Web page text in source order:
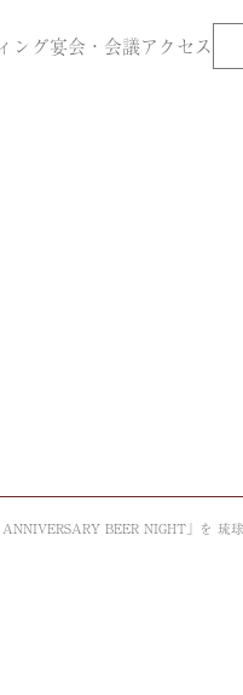
ング宴会・会議アクセス
BEER NIGHT」を 琉